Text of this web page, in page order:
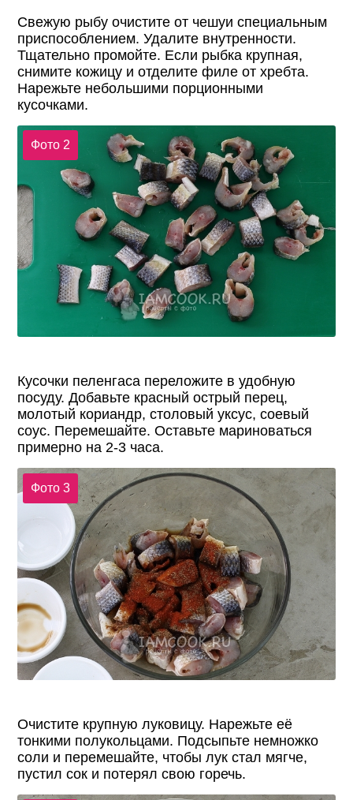
Свежую рыбу очистите от чешуи специальным
приспособлением. Удалите внутренности.
Тщательно промойте. Если рыбка крупная,
снимите кожицу и отделите филе от хребта.
Нарежьте небольшими порционными
кусочками.
Фото 2
Кусочки пеленгаса переложите в удобную
посуду. Добавьте красный острый перец,
молотый кориандр, столовый уксус, соевый
соус. Перемешайте. Оставьте мариноваться
примерно на 2-3 часа.
Фото 3
Очистите крупную луковицу. Нарежьте её
тонкими полукольцами. Подсыпьте немножко
соли и перемешайте, чтобы лук стал мягче,
пустил сок и потерял свою горечь.